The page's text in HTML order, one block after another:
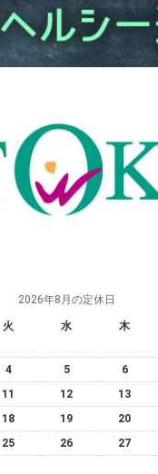
2026年8月の定休日
火 水 木
4 5 6
11 12 13
18 19 20
25 26 27